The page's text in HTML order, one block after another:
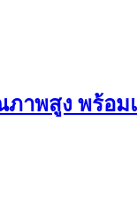
ณภาพสูง พร้